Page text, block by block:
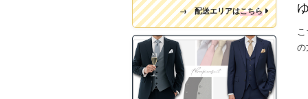
→ 配送エリアはこちら
の